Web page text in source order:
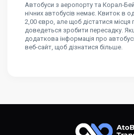
Автобуси з аеропорту та Корал-
нічних автобусів немає. Квиток в
2,00 євро, але щоб дістатися місця
доведеться зробити пересадку.
додаткова інформація про
веб-сайт, щоб дізнатися більше.